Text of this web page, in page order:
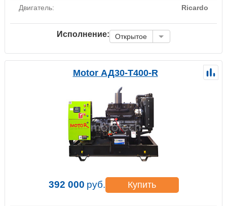
Двигатель:
Ricardo
Исполнение: Открытое
Motor АД30-Т400-R
392 000 руб. Купить